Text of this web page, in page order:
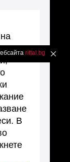
rittal.bg ✖
В